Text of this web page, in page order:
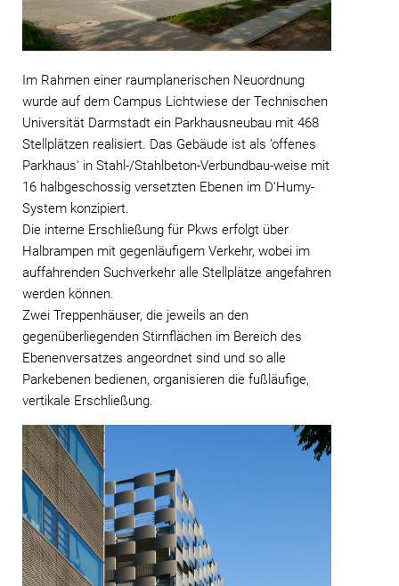
Im Rahmen einer raumplanerischen Neuordnung
wurde auf dem Campus Lichtwiese der Technischen
Universität Darmstadt ein Parkhausneubau mit 468
Stellplätzen realisiert. Das Gebäude ist als ’offenes
Parkhaus‘ in Stahl-/Stahlbeton-Verbundbau-weise mit
16 halbgeschossig versetzten Ebenen im D‘Humy-
System konzipiert.
Die interne Erschließung für Pkws erfolgt über
Halbrampen mit gegenläufigem Verkehr, wobei im
auffahrenden Suchverkehr alle Stellplätze angefahren
werden können.
Zwei Treppenhäuser, die jeweils an den
gegenüberliegenden Stirnflächen im Bereich des
Ebenenversatzes angeordnet sind und so alle
Parkebenen bedienen, organisieren die fußläufige,
vertikale Erschließung.